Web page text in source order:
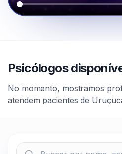
Psicólogos
No momento, mostramos
atendem pacientes de